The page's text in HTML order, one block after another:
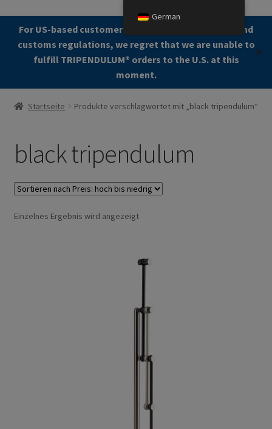
For US-based customers: Due to current shipping and
customs regulations, we regret that we are unable to
fulfill TRIPENDULUM®️ orders to the U.S. at this
moment.
✕
Menü
Start
Allgemeine Geschäftsbedingungen (AGB)
Zur Kasse gehen
Kontakt
Startseite Produkte verschlagwortet mit „black tripendulum“
black tripendulum
Einzelnes Ergebnis wird angezeigt
German